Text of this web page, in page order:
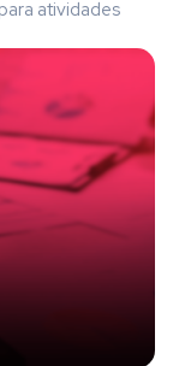
atividades